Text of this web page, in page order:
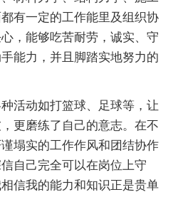
有一定的工作能里及组织协
，能够吃苦耐劳，诚实、守
能力，并且脚踏实地努力的
活动如打篮球、足球等，让
更磨练了自己的意志。在不
塌实的工作作风和团结协作
自己完全可以在岗位上守
信我的能力和知识正是贵单